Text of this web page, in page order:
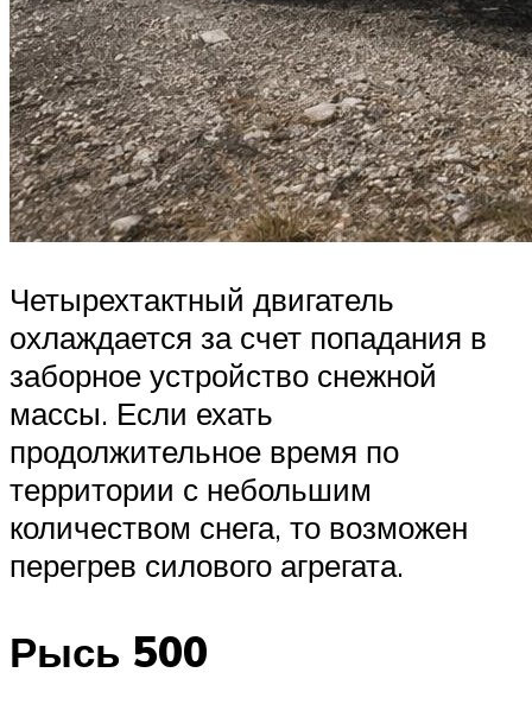
Четырехтактный двигатель
охлаждается за счет попадания в
заборное устройство снежной
массы. Если ехать
продолжительное время по
территории с небольшим
количеством снега, то возможен
перегрев силового агрегата.
Рысь 500